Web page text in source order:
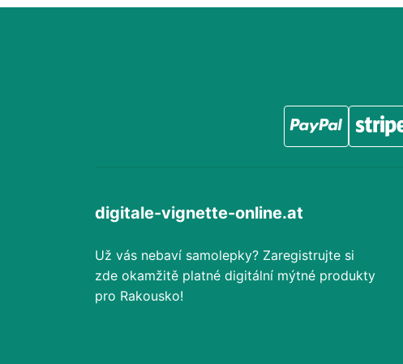
digitale-vignette-online.at
Už vás nebaví samolepky? Zaregistrujte si
zde okamžitě platné digitální mýtné produkty
pro Rakousko!